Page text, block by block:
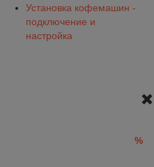
Установка кофемашин -
подключение и
настройка
%